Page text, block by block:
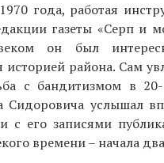
года, работая
газеты «Серп и
он был
района. Сам
с бандитизмом в
Сидоровича услышал
с его записями
времени – начала